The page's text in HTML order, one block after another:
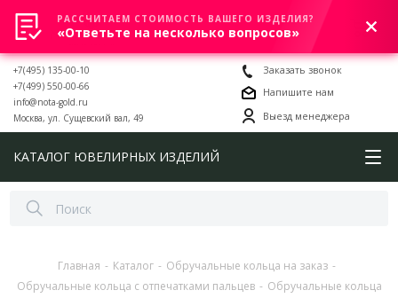
0
+7(495) 135-00-10
+7(499) 550-00-66
info@nota-gold.ru
Москва, ул. Сущевский вал, 49
Заказать звонок
Напишите нам
Выезд менеджера
КАТАЛОГ ЮВЕЛИРНЫХ ИЗДЕЛИЙ
Главная - Каталог - Обручальные кольца на заказ -
Обручальные кольца с отпечатками пальцев - Обручальные кольца
РАССЧИТАЕМ СТОИМОСТЬ ВАШЕГО ИЗДЕЛИЯ?
«Ответьте на несколько вопросов»